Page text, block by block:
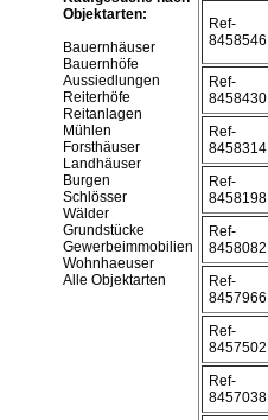
Objektarten:
Bauernhäuser
Bauernhöfe
Aussiedlungen
Reiterhöfe
Reitanlagen
Mühlen
Forsthäuser
Landhäuser
Burgen
Schlösser
Wälder
Grundstücke
Gewerbeimmobilien
Wohnhaeuser
Alle Objektarten
Ref-
8458546
Ref-
8458430
Ref-
8458314
Ref-
8458198
Ref-
8458082
Ref-
8457966
Ref-
8457502
Ref-
8457038